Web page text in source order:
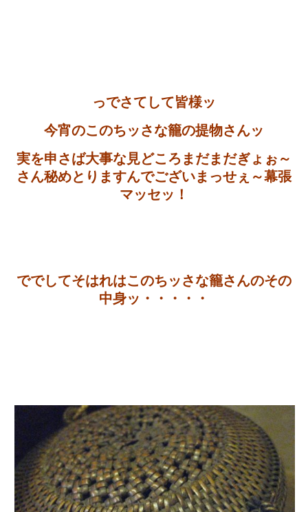
っでさてして皆様ッ
今宵のこのちッさな籠の提物さんッ
実を申さば大事な見どころまだまだぎょぉ～
さん秘めとりますんでございまっせぇ～幕張
マッセッ！
ででしてそはれはこのちッさな籠さんのその
中身ッ・・・・・